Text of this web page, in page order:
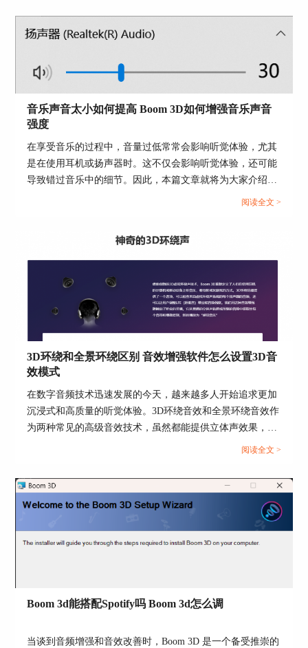
最后再给大家展示小编爱听的“Romantic”带有浪漫
氛围的频道，可以听渲染浪漫气氛的音乐，也可以
收听到浪漫的小故事。
顺便给大家安利一下第一个电台“Chérie
漫的故事配上Boom 3D的声音效果，一起来享受这
场一场听觉盛宴吧。
随时收听的喜好，同时为热爱收听电台的用户提供
下载对应版本，支持正版下载哦。详情访问Boom
3D中文网站。
音乐声音太小如何提高 Boom 3D如何增强音乐声音
强度
在享受音乐的过程中，音量过低常常会影响听觉体验，尤其
是在使用耳机或扬声器时。这不仅会影响听觉体验，还可能
导致错过音乐中的细节。因此，本篇文章就将为大家介绍音
乐声音太小如何提高以及Boom 3D如何增强音乐声音强度的
阅读全文 >
3D环绕和全景环绕区别 音效增强软件怎么设置3D音
效模式
在数字音频技术迅速发展的今天，越来越多人开始追求更加
沉浸式和高质量的听觉体验。3D环绕音效和全景环绕音效作
为两种常见的高级音效技术，虽然都能提供立体声效果，但
在实现方式和应用场景上存在显著差异。本篇文章就将为大
3D音效模式的相关内容。...
阅读全文 >
Boom 3d能搭配Spotify吗 Boom 3d怎么调
当谈到音频增强和音效改善时，Boom 3D 是一个备受推崇的